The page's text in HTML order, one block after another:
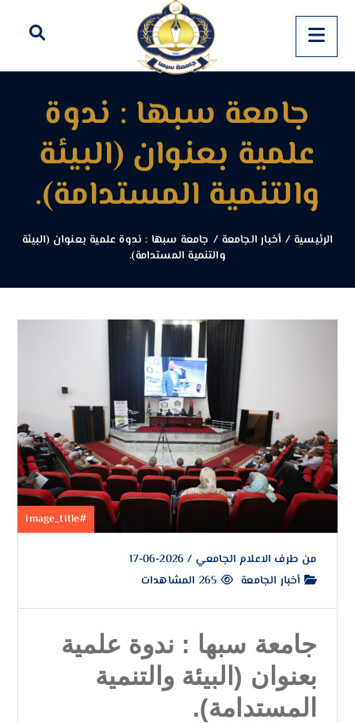
جامعة سبها : ندوة
علمية بعنوان (البيئة
والتنمية المستدامة).
الرئيسية / أخبار الجامعة / جامعة سبها : ندوة علمية بعنوان (البيئة
والتنمية المستدامة).
#image_title
من طرف الاعلام الجامعي /
2026-06-17
أخبار الجامعة
جامعة سبها : ندوة علمية
بعنوان (البيئة والتنمية
المستدامة).